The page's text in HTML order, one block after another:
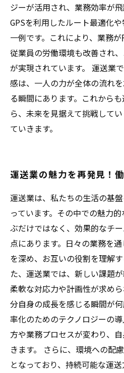
ジーが活用され、業務効率が飛
GPSを利用したルート最適化
一例です。これにより、業務が
従業員の労働環境も改善され
が実現されています。 運送業
感は、一人の力が全体の流れ
る瞬間にあります。これから
ら、未来を見据えて挑戦して
ていきます。
運送業の魅力を再発見！
運送業は、私たちの生活の基
っています。その中での魅力
ぶだけではなく、効果的なチ
点にあります。日々の業務を
を深め、お互いの役割を理解
た、運送業では、新しい課題
柔軟な対応力や計画性が求め
分自身の成長を感じる瞬間が
率化のためのテクノロジーの
方や業務プロセスが変わり、
きます。 さらに、環境への配
となっており、持続可能な運